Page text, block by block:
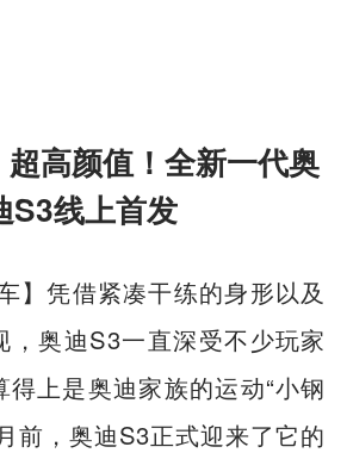
高颜值！全新一代奥
S3线上首发
】凭借紧凑干练的身形以及
，奥迪S3一直深受不少玩家
上是奥迪家族的运动“小钢
前，奥迪S3正式迎来了它的